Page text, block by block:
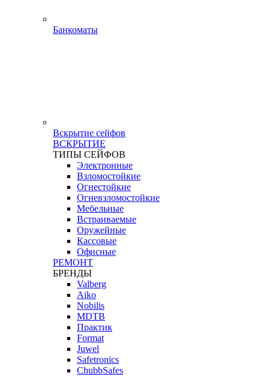
Банкоматы
Вскрытие сейфов
ВСКРЫТИЕ
ТИПЫ СЕЙФОВ
Электронные
Взломостойкие
Огнестойкие
Огневзломостойкие
Мебельные
Встраиваемые
Оружейные
Кассовые
Офисные
РЕМОНТ
БРЕНДЫ
Valberg
Aiko
Nobilis
MDTB
Практик
Format
Juwel
Safetronics
ChubbSafes